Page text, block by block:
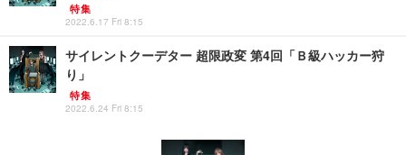
特集
2022.6.17 Fri 8:15
サイレントクーデター 超限政変 第4回「Ｂ級ハッカー狩
り」
特集
2022.6.24 Fri 8:15